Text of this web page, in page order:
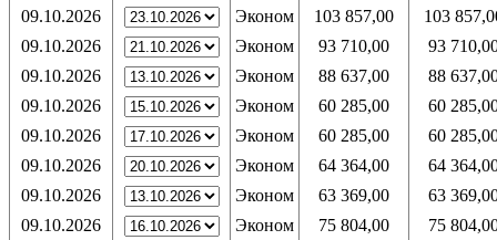
09.10.2026
Эконом 103 857,00
103
09.10.2026
Эконом 93 710,00
93
09.10.2026
Эконом 88 637,00
88
09.10.2026
Эконом 60 285,00
60
09.10.2026
Эконом 60 285,00
60
09.10.2026
Эконом 64 364,00
64
09.10.2026
Эконом 63 369,00
63
09.10.2026
Эконом 75 804,00
75